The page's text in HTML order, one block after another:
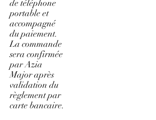
de téléphone
portable et
accompagné
du paiement.
La commande
sera confirmée
par Azia
Major après
validation du
règlement par
carte bancaire.